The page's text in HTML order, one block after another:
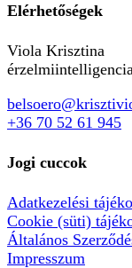
Elérhetőségek
Viola Krisztina
+36 70 52 61 945
Jogi cuccok
Adatkezelési
Cookie (süti)
Általános
Impresszum